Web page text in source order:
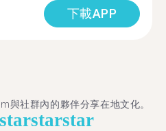
下載APP
與社群內的夥伴分享在地文化。
starstar